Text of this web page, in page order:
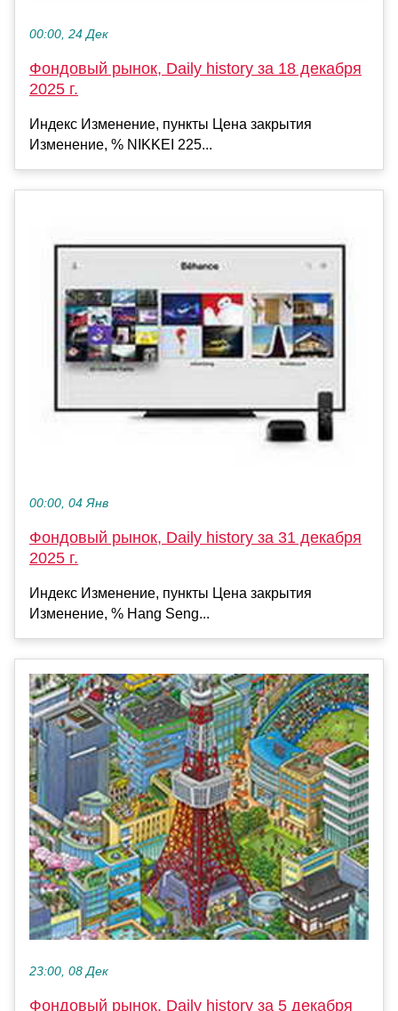
00:00, 24 Дек
Фондовый рынок, Daily history за 18 декабря
2025 г.
Индекс Изменение, пункты Цена закрытия
Изменение, % NIKKEI 225...
00:00, 04 Янв
Фондовый рынок, Daily history за 31 декабря
2025 г.
Индекс Изменение, пункты Цена закрытия
Изменение, % Hang Seng...
23:00, 08 Дек
Фондовый рынок, Daily history за 5 декабря